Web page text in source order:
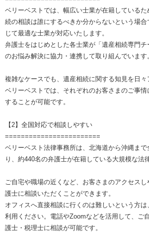
ベリーベストでは、幅広い士業が在籍している
続の相談は誰にするべきか分からないという場
じて最適な士業が対応いたします。
弁護士をはじめとした各士業が「遺産相続専門
のお悩み解決に協力・連携して取り組んでいます
複雑なケースでも、遺産相続に関する知見を日
ベリーベストでは、それぞれのお客さまのご事
することが可能です。
【2】全国対応で相談しやすい
========================
ベリーベスト法律事務所は、北海道から沖縄ま
り、約440名の弁護士が在籍している大規模な法
ご自宅や職場の近くなど、お客さまのアクセス
護士に相談いただくことができます。
オフィスへ直接相談に行くのは難しいという方
利用ください。電話やZoomなどを活用して、ご
護士・税理士に相談が可能です。